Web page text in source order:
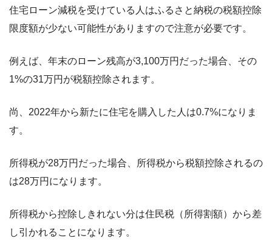
住宅ローン減税を受けている人はふるさと納税の税額控除
限度額が少ない可能性がありますので注意が必要です。
例えば、年末のローン残高が3,100万円だった場合、その
1%の31万円が税額控除されます。
尚、2022年から新たに住宅を購入した人は0.7%になりま
す。
所得税が28万円だった場合、所得税から税額控除されるの
は28万円になります。
所得税から控除しきれない分は住民税（所得割額）から差
し引かれることになります。